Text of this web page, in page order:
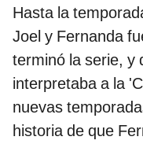
Hasta la
Joel y Fernanda
terminó la serie, y
interpretaba a la
nuevas
historia de que